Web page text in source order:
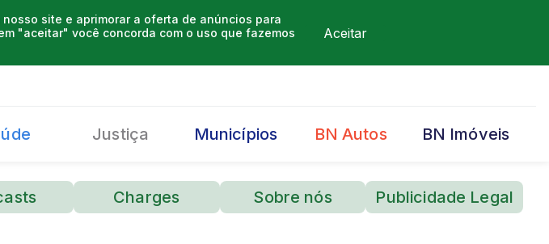
site e aprimorar a oferta de anúncios para
"aceitar" você concorda com o uso que fazemos
Aceitar
Justiça Municípios BN Autos BN Imóveis
Charges Sobre nós Publicidade Legal